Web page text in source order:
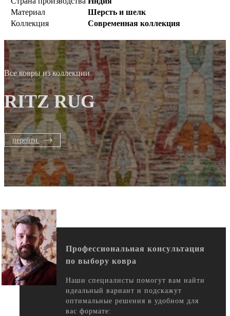
Материал
Шерсть и шелк
Коллекция
Современная коллекция
Все ковры из коллекции
RITZ RUG
перейти
Профессиональная консультация
по выбору ковра
Наши специалисты помогут вам найти
идеальный вариант и подскажут
оптимальные решения в удобном для
вас формате: